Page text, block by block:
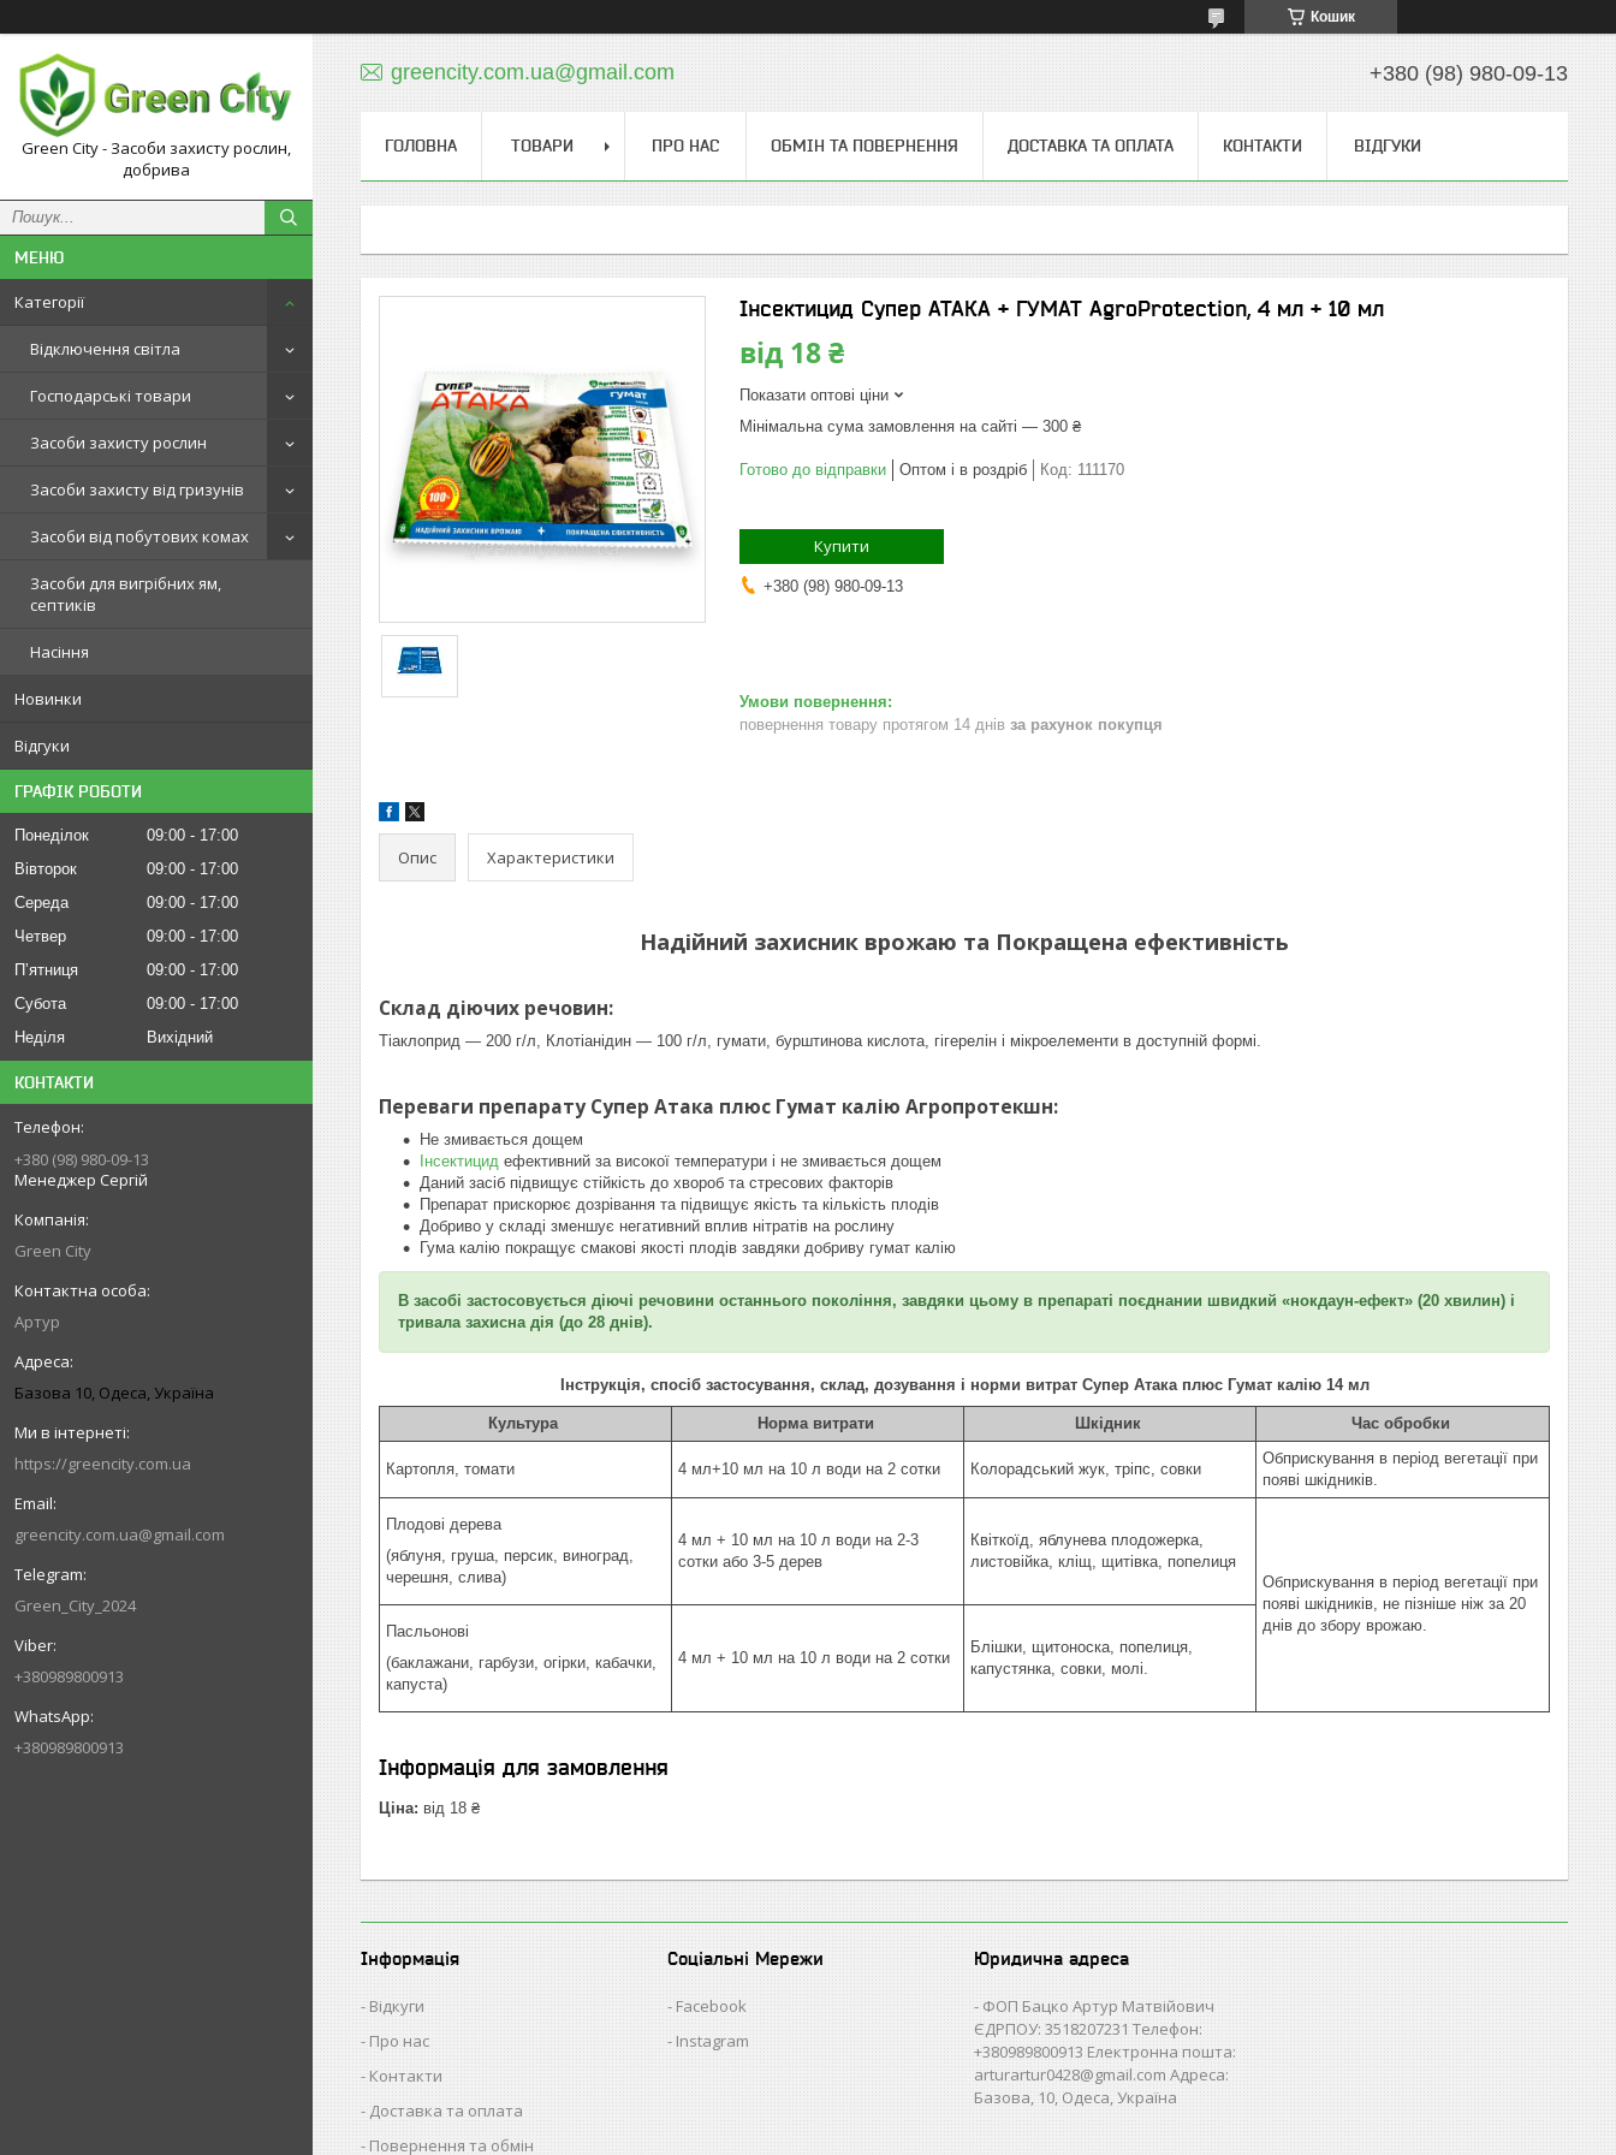
Кошик
Green City - Засоби захисту рослин,
добрива
Категорії
Відключення світла
Господарські товари
Засоби захисту рослин
Засоби захисту від гризунів
Засоби від побутових комах
Засоби для вигрібних ям,
септиків
Насіння
Новинки
Відгуки
ГРАФІК РОБОТИ
Понеділок 09:00
17:00
Вівторок
09:00
17:00
Середа
09:00
17:00
Четвер
09:00
17:00
Пʼятниця
09:00
17:00
Субота
09:00
17:00
Неділя
Вихідний
КОНТАКТИ
+380 (98) 980-09-13
Менеджер Сергій
Green City
Артур
Базова 10, Одеса, Україна
https://greencity.com.ua
greencity.com.ua@gmail.com
Green_City_2024
+380989800913
+380989800913
greencity.com.ua@gmail.com +380 (98) 980-09-13
ГОЛОВНА ТОВАРИ ПРО НАС ОБМІН ТА ПОВЕРНЕННЯ ДОСТАВКА ТА ОПЛАТА КОНТАКТИ ВІДГУКИ
Інсектицид Супер АТАКА + ГУМАТ AgroProtection, 4 мл + 10 мл
від 18 ₴
Показати оптові ціни
Мінімальна сума замовлення на сайті — 300 ₴
Готово до відправки Оптом і в роздріб Код: 111170
Купити
+380 (98) 980-09-13
повернення товару протягом 14 днів за рахунок покупця
Опис Характеристики
Надійний захисник врожаю та Покращена ефективність
Склад діючих речовин:
Тіаклоприд — 200 г/л, Клотіанідин — 100 г/л, гумати, бурштинова кислота, гігерелін і мікроелементи в доступній формі.
Переваги препарату Супер Атака плюс Гумат калію Агропротекшн:
Не змивається дощем
Інсектицид ефективний за високої температури і не змивається дощем
Даний засіб підвищує стійкість до хвороб та стресових факторів
Препарат прискорює дозрівання та підвищує якість та кількість плодів
Добриво у складі зменшує негативний вплив нітратів на рослину
Гума калію покращує смакові якості плодів завдяки добриву гумат калію
В засобі застосовується діючі речовини останнього покоління, завдяки цьому в препараті поєднании швидкий «нокдаун-ефект» (20 хвилин) і
тривала захисна дія (до 28 днів).
Інструкція, спосіб застосування, склад, дозування і норми витрат Супер Атака плюс Гумат калію 14 мл
Культура Норма витрати Шкідник Час обробки
Картопля, томати 4 мл+10 мл на 10 л води на 2 сотки Колорадський жук, тріпс, совки
Обприскування в період вегетації при
появі шкідників.
Плодові дерева
(яблуня, груша, персик, виноград,
черешня, слива)
4 мл + 10 мл на 10 л води на 2-3
сотки або 3-5 дерев
Квіткоїд, яблунева плодожерка,
листовійка, кліщ, щитівка, попелиця
Обприскування в період вегетації при
появі шкідників, не пізніше ніж за 20
днів до збору врожаю.
Пасльонові
(баклажани, гарбузи, огірки, кабачки,
капуста)
4 мл + 10 мл на 10 л води на 2 сотки
Блішки, щитоноска, попелиця,
капустянка, совки, молі.
Інформація для замовлення
Ціна: від 18 ₴
Інформація
Відкуги
Про нас
Контакти
Доставка та оплата
Повернення та обмін
Соціальні Мережи
Facebook
Instagram
Юридична адреса
ФОП Бацко Артур Матвійович
ЄДРПОУ: 3518207231 Телефон:
+380989800913 Електронна пошта:
arturartur0428@gmail.com Адреса:
Базова, 10, Одеса, Україна